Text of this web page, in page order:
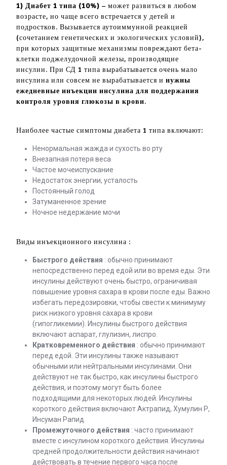
1) Диабет 1 типа (10%) – может развиться в любом
возрасте, но чаще всего встречается у детей и
подростков. Вызывается аутоиммунной реакцией
(сочетанием генетических и экологических условий),
при которых защитные механизмы повреждают бета-
клетки поджелудочной железы, производящие
инсулин. При СД 1 типа вырабатывается очень мало
инсулина или совсем не вырабатывается и нужны
ежедневные инъекции инсулина для поддержания
контроля уровня глюкозы в крови.
Наиболее частые симптомы диабета 1 типа включают:
Ненормальная жажда и сухость во рту
Внезапная потеря веса
Частое мочеиспускание
Недостаток энергии, усталость
Постоянный голод
Затуманенное зрение
Ночное недержание мочи
Виды инъекционного инсулина :
Быстрого действия : обычно принимают
непосредственно перед едой или во время еды. Эти
инсулины действуют очень быстро, ограничивая
повышение уровня сахара в крови после еды. Важно
избегать передозировки, чтобы свести к минимуму
риск низкого уровня сахара в крови
(гипогликемии). Инсулины быстрого действия
включают аспарат, глулизин, лиспро.
Кратковременного действия : обычно принимают
перед едой. Эти инсулины также называют
обычными или нейтральными инсулинами. Они
действуют не так быстро, как инсулины быстрого
действия, и поэтому могут быть более
подходящими для некоторых людей. Инсулины
короткого действия включают Актрапид, Хумулин Р,
Инсуман Рапид.
Промежуточного действия : часто принимают
вместе с инсулином короткого действия. Инсулины
средней продолжительности действия начинают
действовать в течение первого часа после